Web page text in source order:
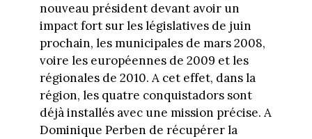
nouveau président devant avoir un
impact fort sur les législatives de juin
prochain, les municipales de mars 2008,
voire les européennes de 2009 et les
régionales de 2010. A cet effet, dans la
région, les quatre conquistadors sont
déjà installés avec une mission précise. A
Dominique Perben de récupérer la